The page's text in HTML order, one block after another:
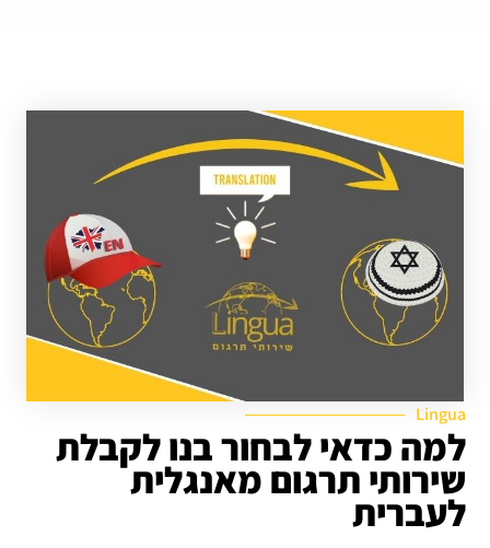
Lingua
למה כדאי לבחור בנו לקבלת
שירותי תרגום מאנגלית
לעברית